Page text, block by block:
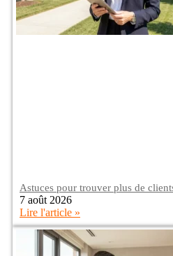
Astuces pour trouver plus de
7 août 2026
Lire l'article »